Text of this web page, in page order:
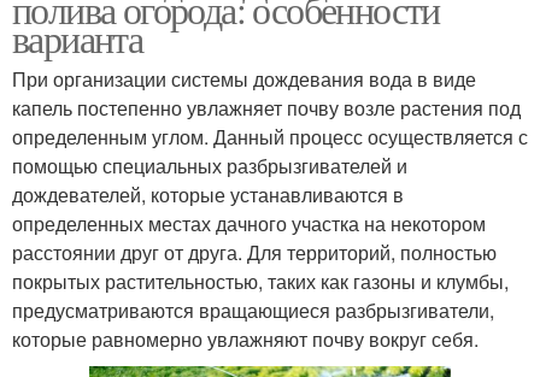
варианта
При организации системы дождевания вода в виде
капель постепенно увлажняет почву возле растения под
определенным углом. Данный процесс осуществляется с
помощью специальных разбрызгивателей и
дождевателей, которые устанавливаются в
определенных местах дачного участка на некотором
расстоянии друг от друга. Для территорий, полностью
покрытых растительностью, таких как газоны и клумбы,
предусматриваются вращающиеся разбрызгиватели,
которые равномерно увлажняют почву вокруг себя.